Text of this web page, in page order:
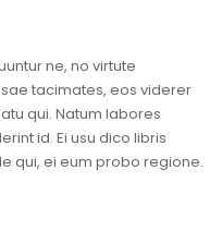
ne, no virtute
tacimates, eos viderer
qui. Natum labores
id. Ei usu dico libris
qui, ei eum probo regione.